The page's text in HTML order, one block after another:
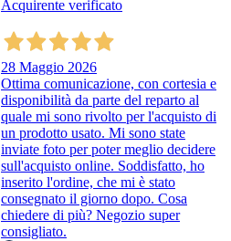
Acquirente verificato
28 Maggio 2026
Ottima comunicazione, con cortesia e
disponibilità da parte del reparto al
quale mi sono rivolto per l'acquisto di
un prodotto usato. Mi sono state
inviate foto per poter meglio decidere
sull'acquisto online. Soddisfatto, ho
inserito l'ordine, che mi è stato
consegnato il giorno dopo. Cosa
chiedere di più? Negozio super
consigliato.